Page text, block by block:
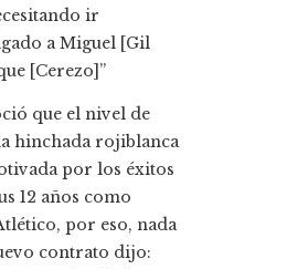
ir
a Miguel [Gil
[Cerezo]”
que el nivel de
hinchada rojiblanca
por los éxitos
12 años como
por eso, nada
contrato dijo: